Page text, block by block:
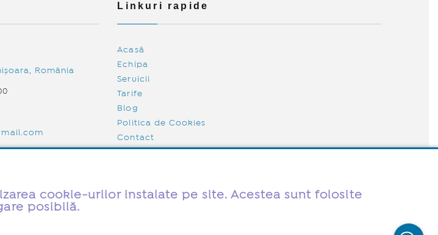
România
Linkuri rapide
Acasă
Echipa
Servicii
Tarife
Blog
Politica de Cookies
Contact
cookie-urilor instalate pe site. Acestea sunt folosite
posibilă.